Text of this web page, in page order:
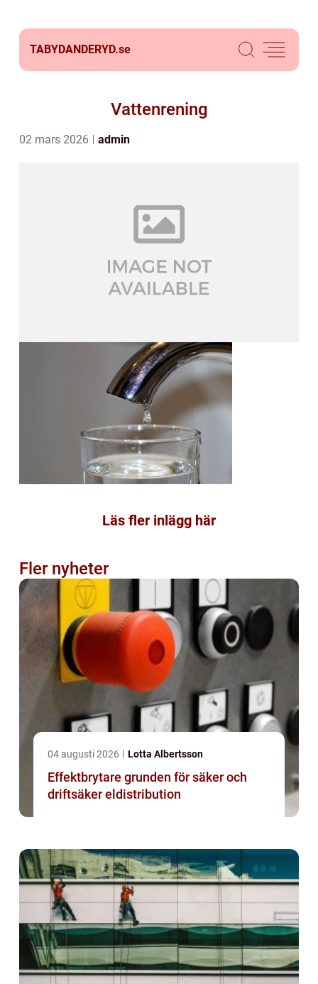
TABYDANDERYD.se
Vattenrening
02 mars 2026 admin
Läs fler inlägg här
Fler nyheter
04 augusti 2026 Lotta Albertsson
Effektbrytare grunden för säker och
driftsäker eldistribution